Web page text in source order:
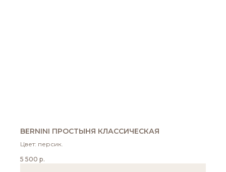
BERNINI ПРОСТЫНЯ КЛАССИЧЕСКАЯ
Цвет: персик.
5 500 р.